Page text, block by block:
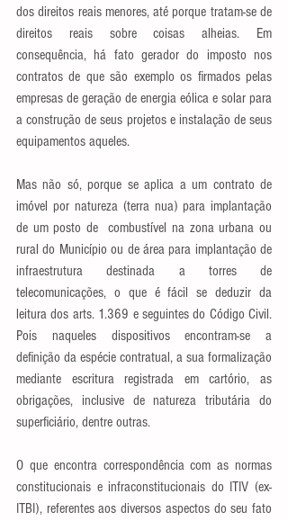
dos direitos reais menores, até porque tratam-se de
direitos reais sobre coisas alheias. Em
consequência, há fato gerador do imposto nos
contratos de que são exemplo os firmados pelas
empresas de geração de energia eólica e solar para
a construção de seus projetos e instalação de seus
equipamentos aqueles.
Mas não só, porque se aplica a um contrato de
imóvel por natureza (terra nua) para implantação
de um posto de  combustível na zona urbana ou
rural do Município ou de área para implantação de
infraestrutura destinada a torres de
telecomunicações, o que é fácil se deduzir da
leitura dos arts. 1.369 e seguintes do Código Civil.
Pois naqueles dispositivos encontram-se a
definição da espécie contratual, a sua formalização
mediante escritura registrada em cartório, as
obrigações, inclusive de natureza tributária do
superficiário, dentre outras.
O que encontra correspondência com as normas
constitucionais e infraconstitucionais do ITIV (ex-
ITBI), referentes aos diversos aspectos do seu fato